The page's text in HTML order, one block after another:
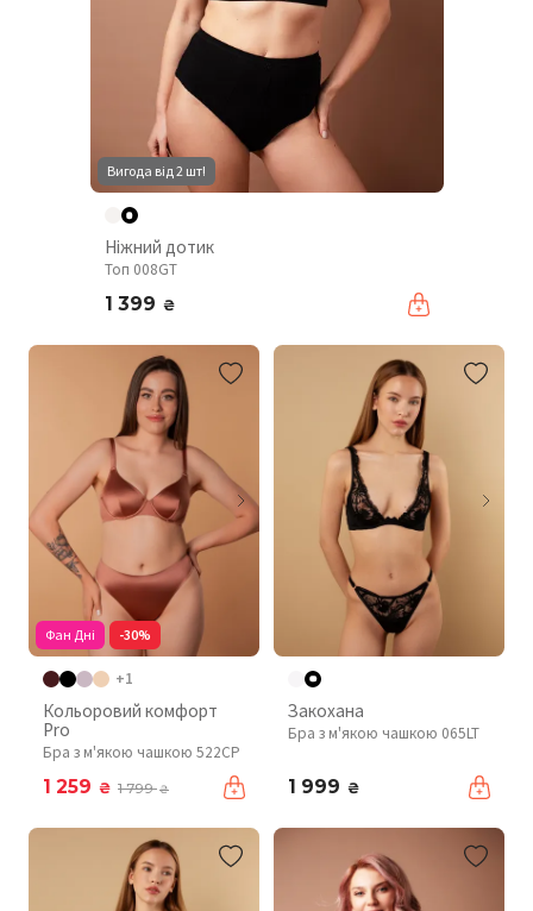
Вигода від 2 шт!
Ніжний дотик
Топ 008GT
1 399 ₴
Фан Дні -30%
+1
Кольоровий комфорт
Pro
Бра з м'якою чашкою 522CP
1 259 ₴ 1 799₴
Закохана
Бра з м'якою чашкою 065LT
1 999 ₴